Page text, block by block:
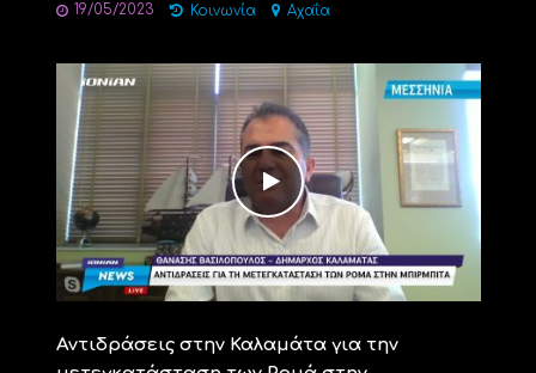
19/05/2023 Κοινωνία Αχαΐα
Αντιδράσεις στην Καλαμάτα για την